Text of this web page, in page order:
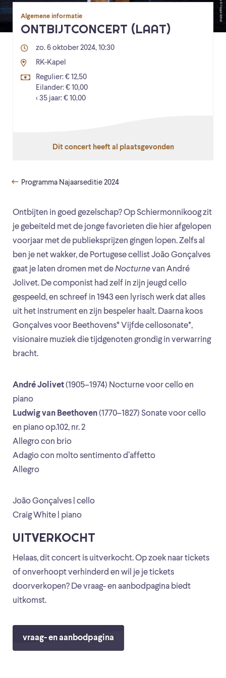
Ontbijten in goed gezelschap? Op Schiermonnikoog zit
je gebeiteld met de jonge favorieten die hier afgelopen
voorjaar met de publieksprijzen gingen lopen. Zelfs al
ben je net wakker, de Portugese cellist João Gonçalves
gaat je laten dromen met deNocturnevan André
Jolivet. De componist had zelf in zijn jeugd cello
gespeeld, en schreef in 1943 een lyrisch werk dat alles
uit het instrument en zijn bespeler haalt. Daarna koos
Gonçalves voor Beethovens* Vijfde cellosonate*,
visionaire muziek die tijdgenoten grondig in verwarring
bracht.
André Jolivet(1905–1974) Nocturne voor cello en
piano
Ludwig van Beethoven(1770–1827) Sonate voor cello
en piano op.102, nr. 2
Allegro con brio
Adagio con molto sentimento d’affetto
Allegro
João Gonçalves | cello
Craig White | piano
UITVERKOCHT
Helaas, dit concert is uitverkocht. Op zoek naar tickets
of onverhoopt verhinderd en wil je je tickets
doorverkopen? De vraag- en aanbodpagina biedt
uitkomst.
vraag- en aanbodpagina
Algemene informatie
ONTBIJTCONCERT (LAAT)
zo. 6 oktober 2024, 10:30
RK-Kapel
Regulier: € 12,50
Eilander: € 10,00
< 35 jaar: € 10,00
Dit concert heeft al plaatsgevonden
Programma Najaarseditie 2024